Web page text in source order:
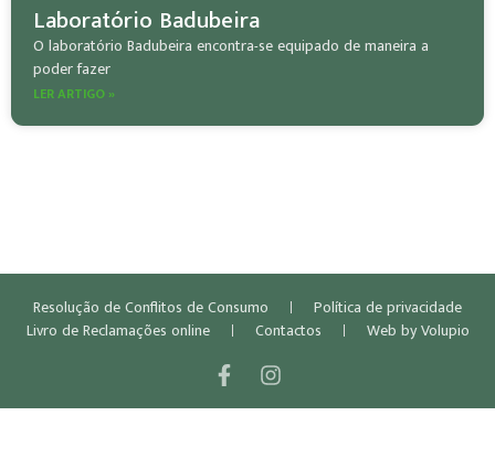
Laboratório Badubeira
O laboratório Badubeira encontra-se equipado de maneira a
poder fazer
LER ARTIGO »
Resolução de Conflitos de Consumo
Política de privacidade
Livro de Reclamações online
Contactos Web by Volupio